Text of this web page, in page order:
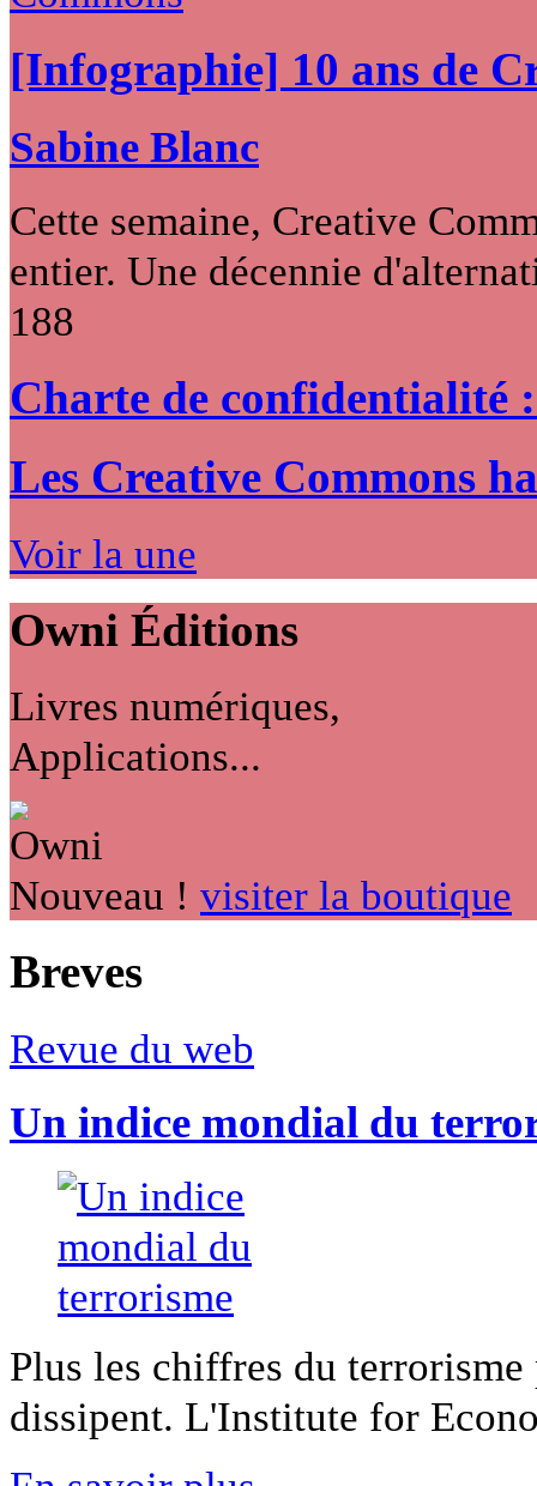
[Infographie] 10 ans de
Sabine Blanc
Cette semaine, Creative
entier. Une décennie
188
Charte de confidentialité
Les Creative Commons
Voir la une
Owni Éditions
Livres numériques,
Applications...
Nouveau ! visiter la boutique
Breves
Revue du web
Un indice mondial du
Plus les chiffres du
dissipent. L'Institute for